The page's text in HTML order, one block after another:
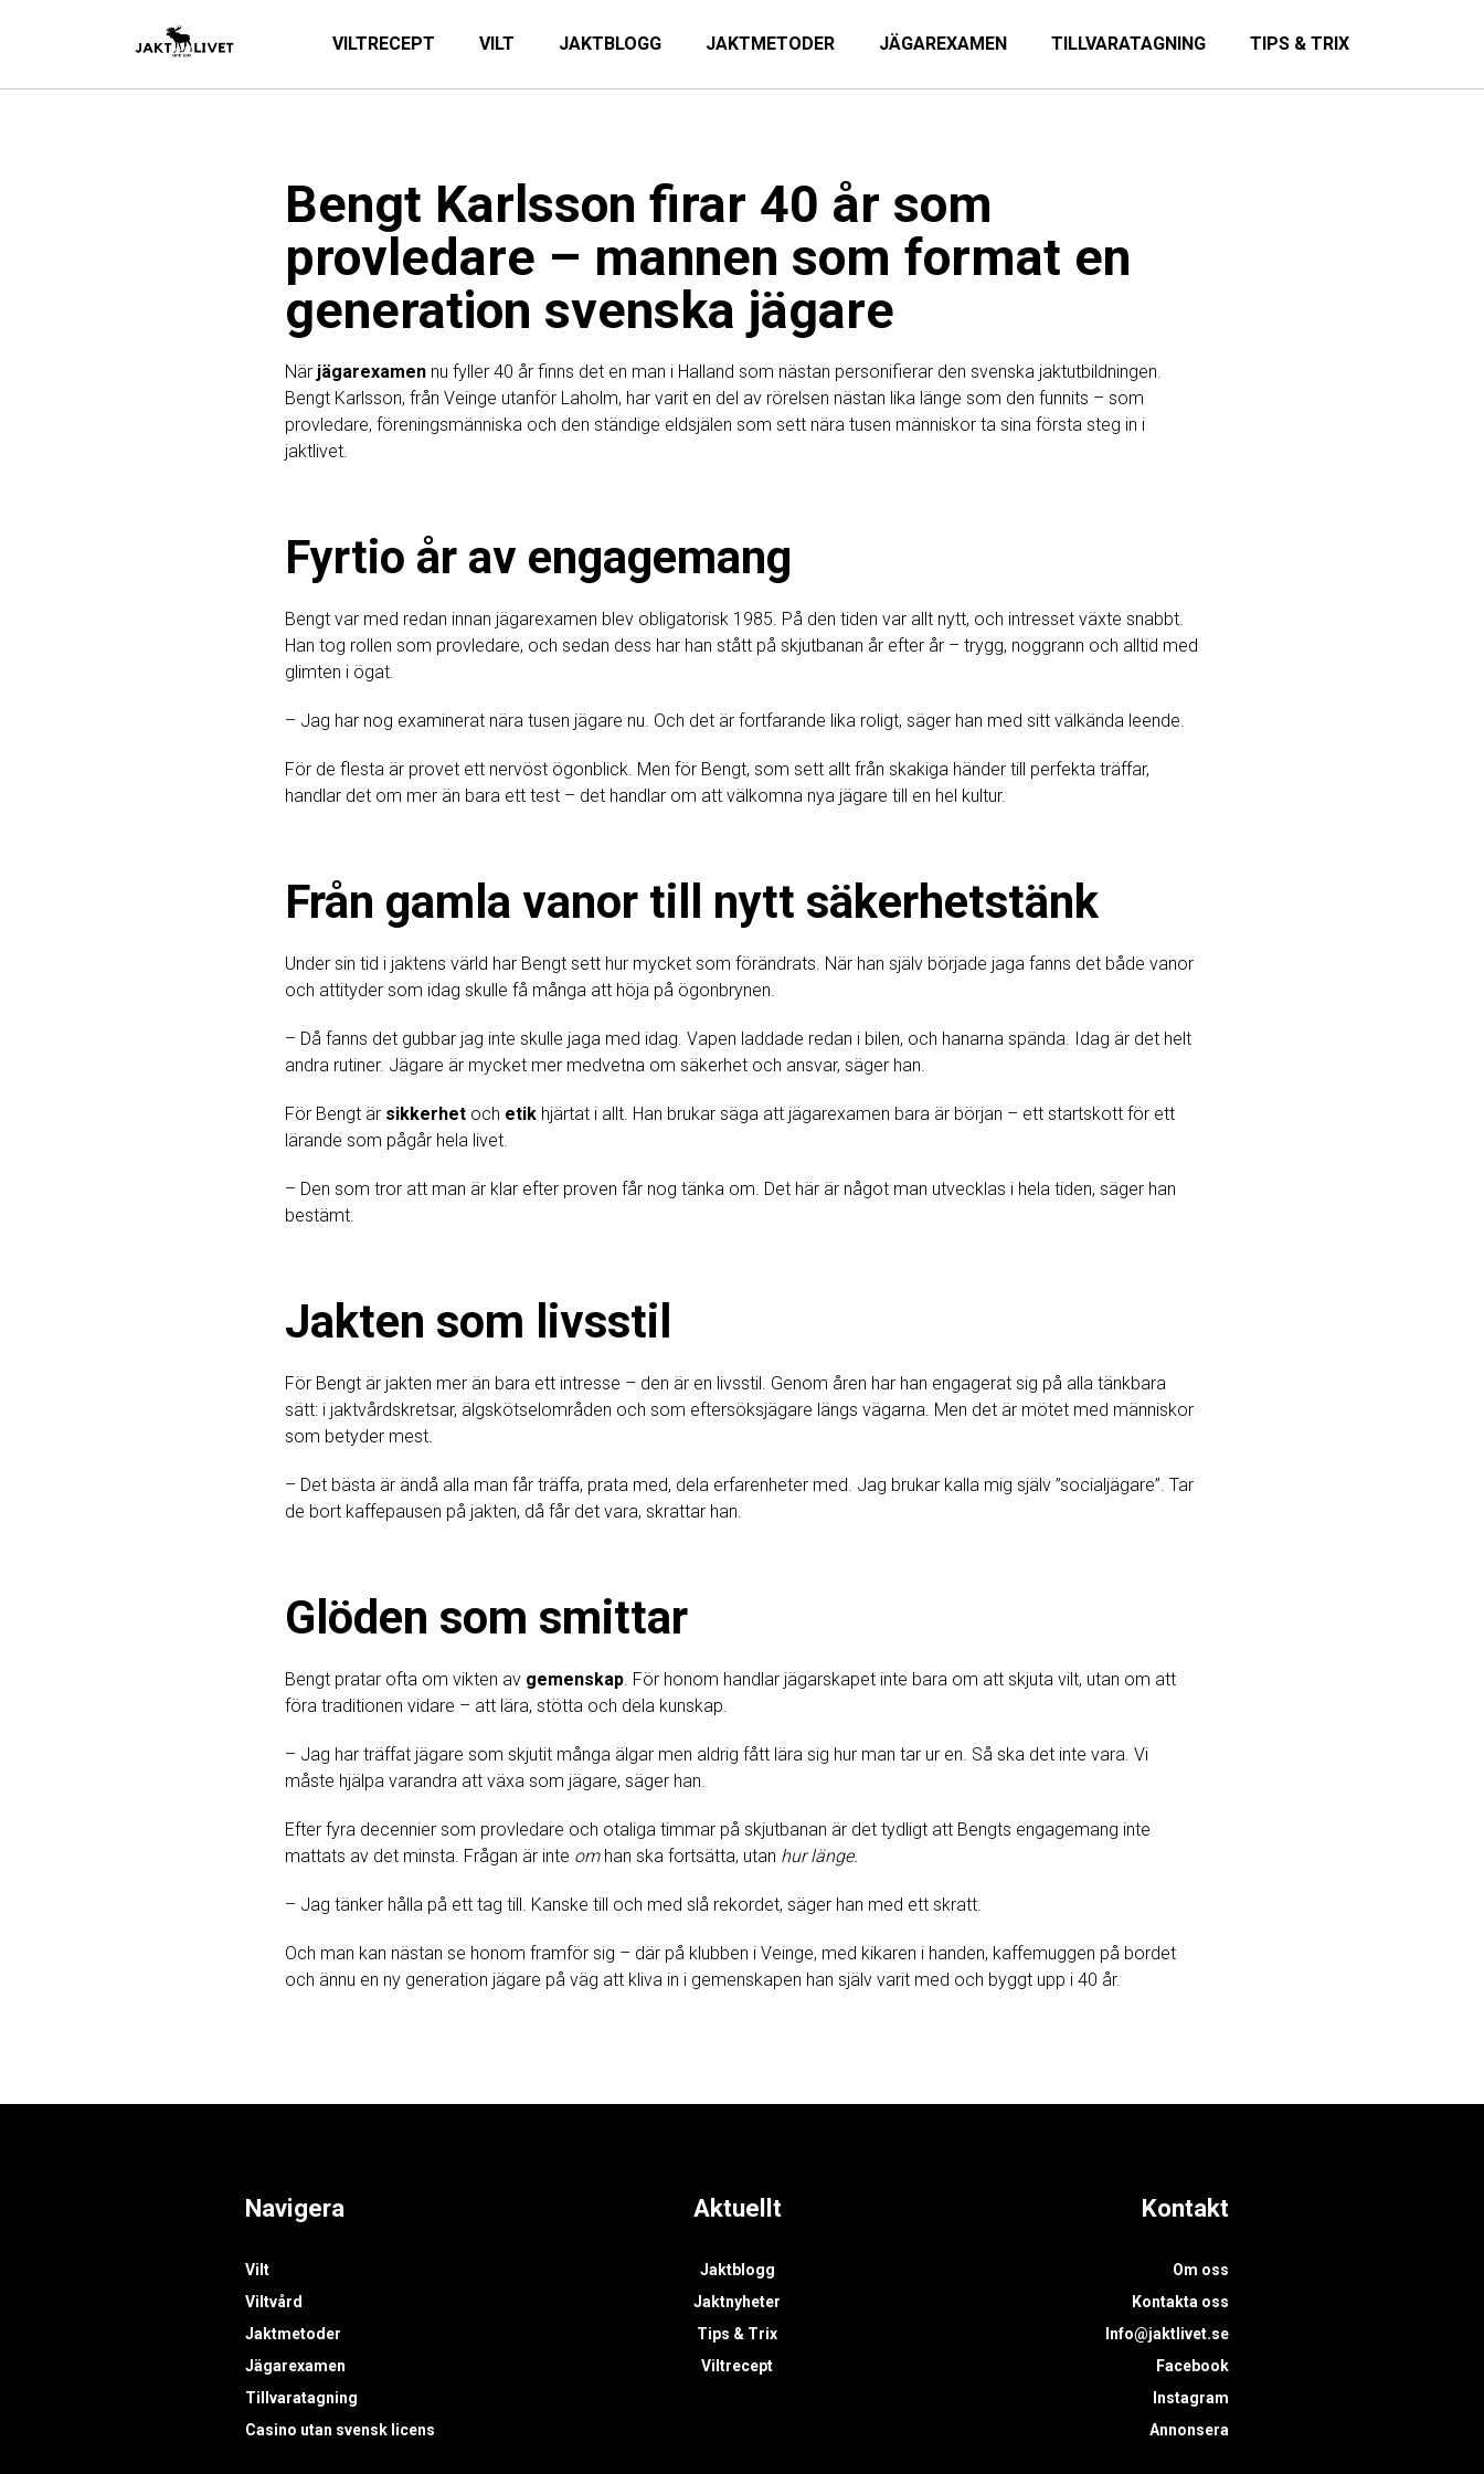
VILTRECEPT VILT JAKTBLOGG JAKTMETODER JÄGAREXAMEN TILLVARATAGNING TIPS & TRIX
Bengt Karlsson firar 40 år som
provledare – mannen som format en
generation svenska jägare
När jägarexamen nu fyller 40 år finns det en man i Halland som nästan personifierar den svenska jaktutbildningen.
Bengt Karlsson, från Veinge utanför Laholm, har varit en del av rörelsen nästan lika länge som den funnits – som
provledare, föreningsmänniska och den ständige eldsjälen som sett nära tusen människor ta sina första steg in i
jaktlivet.
Fyrtio år av engagemang
Bengt var med redan innan jägarexamen blev obligatorisk 1985. På den tiden var allt nytt, och intresset växte snabbt.
Han tog rollen som provledare, och sedan dess har han stått på skjutbanan år efter år – trygg, noggrann och alltid med
glimten i ögat.
– Jag har nog examinerat nära tusen jägare nu. Och det är fortfarande lika roligt, säger han med sitt välkända leende.
För de flesta är provet ett nervöst ögonblick. Men för Bengt, som sett allt från skakiga händer till perfekta träffar,
handlar det om mer än bara ett test – det handlar om att välkomna nya jägare till en hel kultur.
Från gamla vanor till nytt säkerhetstänk
Under sin tid i jaktens värld har Bengt sett hur mycket som förändrats. När han själv började jaga fanns det både vanor
och attityder som idag skulle få många att höja på ögonbrynen.
– Då fanns det gubbar jag inte skulle jaga med idag. Vapen laddade redan i bilen, och hanarna spända. Idag är det helt
andra rutiner. Jägare är mycket mer medvetna om säkerhet och ansvar, säger han.
För Bengt är sikkerhet och etik hjärtat i allt. Han brukar säga att jägarexamen bara är början – ett startskott för ett
lärande som pågår hela livet.
– Den som tror att man är klar efter proven får nog tänka om. Det här är något man utvecklas i hela tiden, säger han
bestämt.
Jakten som livsstil
För Bengt är jakten mer än bara ett intresse – den är en livsstil. Genom åren har han engagerat sig på alla tänkbara
sätt: i jaktvårdskretsar, älgskötselområden och som eftersöksjägare längs vägarna. Men det är mötet med människor
som betyder mest.
– Det bästa är ändå alla man får träffa, prata med, dela erfarenheter med. Jag brukar kalla mig själv ”socialjägare”. Tar
de bort kaffepausen på jakten, då får det vara, skrattar han.
Glöden som smittar
Bengt pratar ofta om vikten av gemenskap. För honom handlar jägarskapet inte bara om att skjuta vilt, utan om att
föra traditionen vidare – att lära, stötta och dela kunskap.
– Jag har träffat jägare som skjutit många älgar men aldrig fått lära sig hur man tar ur en. Så ska det inte vara. Vi
måste hjälpa varandra att växa som jägare, säger han.
Efter fyra decennier som provledare och otaliga timmar på skjutbanan är det tydligt att Bengts engagemang inte
mattats av det minsta. Frågan är inte omhan ska fortsätta, utan hur länge.
– Jag tänker hålla på ett tag till. Kanske till och med slå rekordet, säger han med ett skratt.
Och man kan nästan se honom framför sig – där på klubben i Veinge, med kikaren i handen, kaffemuggen på bordet
och ännu en ny generation jägare på väg att kliva in i gemenskapen han själv varit med och byggt upp i 40 år.
Navigera
Vilt
Viltvård
Jaktmetoder
Jägarexamen
Tillvaratagning
Casino utan svensk licens
Aktuellt
Jaktblogg
Jaktnyheter
Tips & Trix
Viltrecept
Kontakt
Om oss
Kontakta oss
Info@jaktlivet.se
Facebook
Instagram
Annonsera